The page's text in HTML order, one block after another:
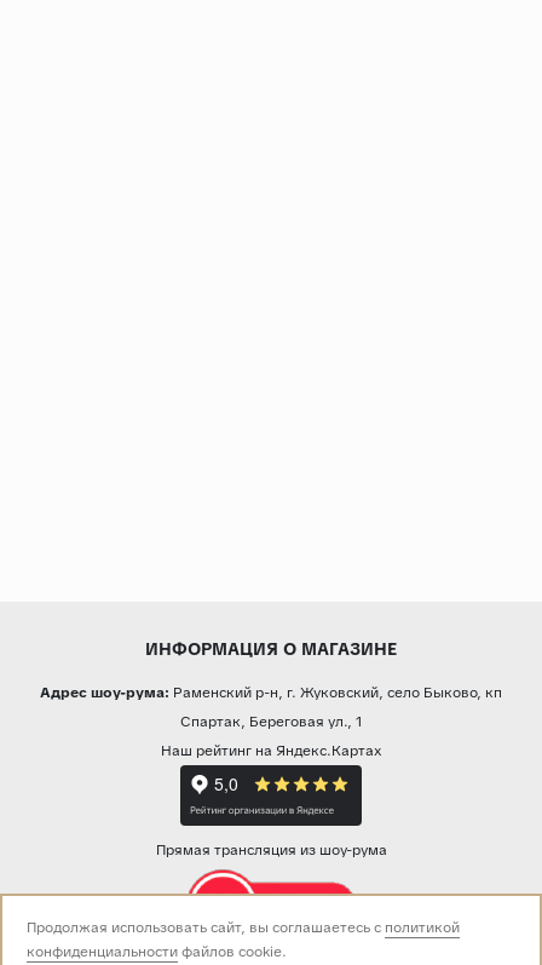
ИНФОРМАЦИЯ О МАГАЗИНЕ
Адрес шоу-рума: Раменский р-н, г. Жуковский, село Быково, кп
Спартак, Береговая ул., 1
Наш рейтинг на Яндекс.Картах
Прямая трансляция из шоу-рума
Звоните нам:
Продолжая использовать сайт, вы соглашаетесь с политикой
конфиденциальностифайлов cookie.